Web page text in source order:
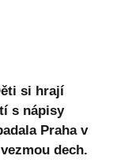
si hrají
s nápisy
Praha v
dech.